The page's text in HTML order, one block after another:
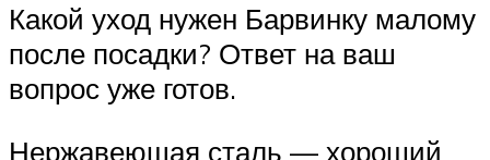
Какой уход нужен Барвинку малому
после посадки? Ответ на ваш
вопрос уже готов.
Нержавеющая сталь — хороший